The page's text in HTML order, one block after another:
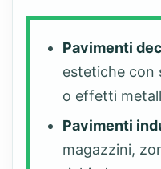
Pavimenti
estetiche con
o effetti
Pavimenti
magazzini,